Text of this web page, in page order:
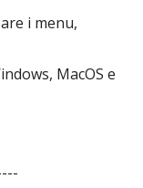
i menu,
MacOS e